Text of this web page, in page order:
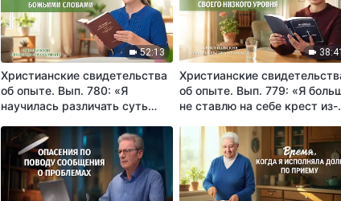
52:13
Христианские свидетельства
об опыте. Вып. 780: «Я
научилась различать суть
руководствуясь Божьими
словами»
Христианские
об опыте. Вып. 779: «Я
не ставлю на себе крест из-